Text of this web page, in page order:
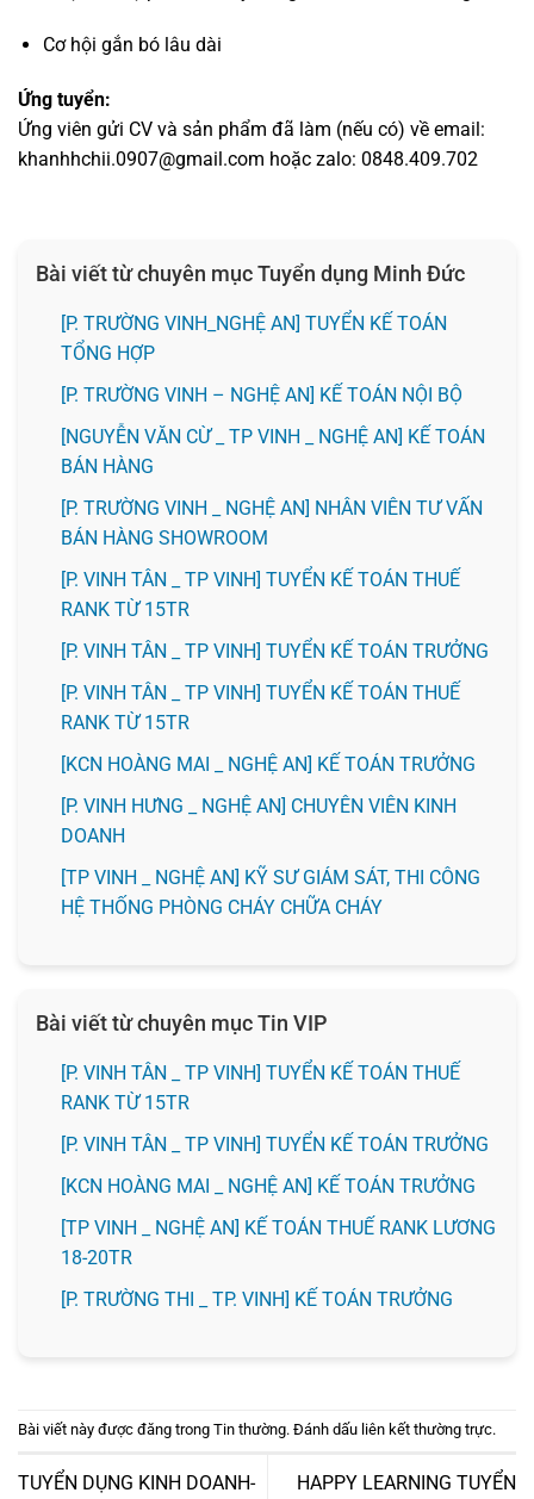
Cơ hội gắn bó lâu dài
Ứng tuyển:
Ứng viên gửi CV và sản phẩm đã làm (nếu có) về email:
khanhhchii.0907@gmail.com hoặc zalo: 0848.409.702
Bài viết từ chuyên mục Tuyển dụng Minh Đức
[P. TRƯỜNG VINH_NGHỆ AN] TUYỂN KẾ TOÁN
TỔNG HỢP
[P. TRƯỜNG VINH – NGHỆ AN] KẾ TOÁN NỘI BỘ
[NGUYỄN VĂN CỪ _ TP VINH _ NGHỆ AN] KẾ TOÁN
BÁN HÀNG
[P. TRƯỜNG VINH _ NGHỆ AN] NHÂN VIÊN TƯ VẤN
BÁN HÀNG SHOWROOM
[P. VINH TÂN _ TP VINH] TUYỂN KẾ TOÁN THUẾ
RANK TỪ 15TR
[P. VINH TÂN _ TP VINH] TUYỂN KẾ TOÁN TRƯỞNG
[P. VINH TÂN _ TP VINH] TUYỂN KẾ TOÁN THUẾ
RANK TỪ 15TR
️[KCN HOÀNG MAI _ NGHỆ AN] KẾ TOÁN TRƯỞNG
️[P. VINH HƯNG _ NGHỆ AN] CHUYÊN VIÊN KINH
DOANH
[TP VINH _ NGHỆ AN] KỸ SƯ GIÁM SÁT, THI CÔNG
HỆ THỐNG PHÒNG CHÁY CHỮA CHÁY
Bài viết từ chuyên mục Tin VIP
[P. VINH TÂN _ TP VINH] TUYỂN KẾ TOÁN THUẾ
RANK TỪ 15TR
[P. VINH TÂN _ TP VINH] TUYỂN KẾ TOÁN TRƯỞNG
️[KCN HOÀNG MAI _ NGHỆ AN] KẾ TOÁN TRƯỞNG
[TP VINH _ NGHỆ AN] KẾ TOÁN THUẾ RANK LƯƠNG
18-20TR
️[P. TRƯỜNG THI _ TP. VINH] KẾ TOÁN TRƯỞNG
Bài viết này được đăng trong Tin thường. Đánh dấu liên kết thường trực.
TUYỂN DỤNG KINH DOANH- HAPPY LEARNING TUYỂN